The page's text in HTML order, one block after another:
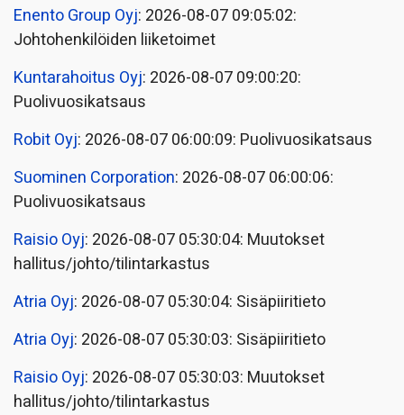
Enento Group Oyj: 2026-08-07 09:05:02:
Johtohenkilöiden liiketoimet
Kuntarahoitus Oyj: 2026-08-07 09:00:20:
Puolivuosikatsaus
Robit Oyj: 2026-08-07 06:00:09: Puolivuosikatsaus
Suominen Corporation: 2026-08-07 06:00:06:
Puolivuosikatsaus
Raisio Oyj: 2026-08-07 05:30:04: Muutokset
hallitus/johto/tilintarkastus
Atria Oyj: 2026-08-07 05:30:04: Sisäpiiritieto
Atria Oyj: 2026-08-07 05:30:03: Sisäpiiritieto
Raisio Oyj: 2026-08-07 05:30:03: Muutokset
hallitus/johto/tilintarkastus